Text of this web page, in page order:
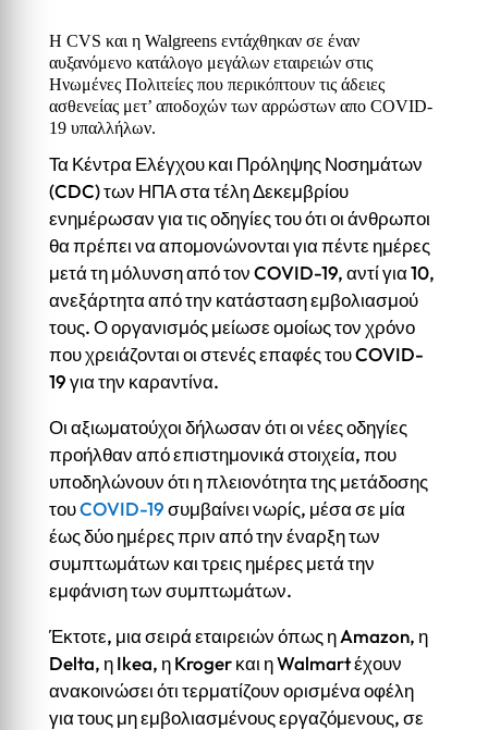
Η CVS και η Walgreens εντάχθηκαν σε έναν
αυξανόμενο κατάλογο μεγάλων εταιρειών στις
Ηνωμένες Πολιτείες που περικόπτουν τις άδειες
ασθενείας μετ’ αποδοχών των αρρώστων απο COVID-
19 υπαλλήλων.
Τα Κέντρα Ελέγχου και Πρόληψης Νοσημάτων
(CDC) των ΗΠΑ στα τέλη Δεκεμβρίου
ενημέρωσαν για τις οδηγίες του ότι οι άνθρωποι
θα πρέπει να απομονώνονται για πέντε ημέρες
μετά τη μόλυνση από τον COVID-19, αντί για 10,
ανεξάρτητα από την κατάσταση εμβολιασμού
τους. Ο οργανισμός μείωσε ομοίως τον χρόνο
που χρειάζονται οι στενές επαφές του COVID-
19 για την καραντίνα.
Οι αξιωματούχοι δήλωσαν ότι οι νέες οδηγίες
προήλθαν από επιστημονικά στοιχεία, που
υποδηλώνουν ότι η πλειονότητα της μετάδοσης
τουCOVID-19συμβαίνει νωρίς, μέσα σε μία
έως δύο ημέρες πριν από την έναρξη των
συμπτωμάτων και τρεις ημέρες μετά την
εμφάνιση των συμπτωμάτων.
Έκτοτε, μια σειρά εταιρειών όπως η Amazon, η
Delta, η Ikea, η Kroger και η Walmart έχουν
ανακοινώσει ότι τερματίζουν ορισμένα οφέλη
για τους μη εμβολιασμένους εργαζόμενους, σε